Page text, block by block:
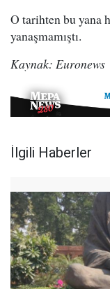
O tarihten bu yana
yanaşmamıştı.
Kaynak: Euronews
İlgili Haberler